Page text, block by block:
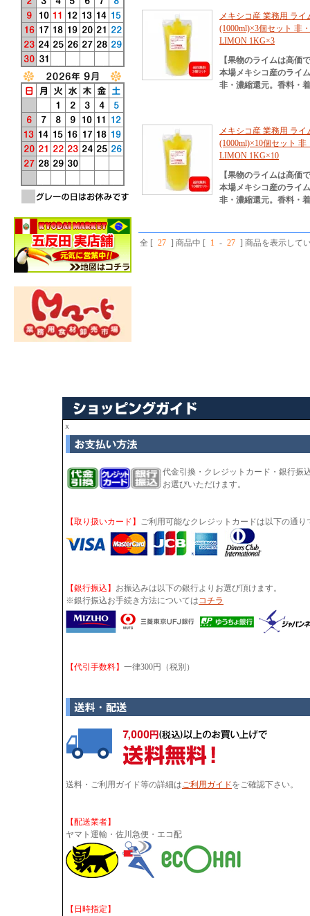
メキシコ産 業務用 ライ
(1000ml)×3個セット 非
LIMON 1KG×3
【果物のライムは高価
本場メキシコ産のライ
非・濃縮還元。香料・
メキシコ産 業務用 ライ
(1000ml)×10個セット
LIMON 1KG×10
【果物のライムは高価
本場メキシコ産のライ
非・濃縮還元。香料・
全 [ 27 ] 商品中 [ 1 - 27 ] 商品を表示して
ｘ
代金引換・クレジットカード・銀行振
お選びいただけます。
【取り扱いカード】 ご利用可能なクレジットカードは以下の通り
【銀行振込】 お振込みは以下の銀行よりお選び頂けます。
※銀行振込お手続き方法についてはコチラ
【代引手数料】 一律300円（税別）
送料・ご利用ガイド等の詳細はご利用ガイドをご確認下さい。
【配送業者】
ヤマト運輸・佐川急便・エコ配
【日時指定】